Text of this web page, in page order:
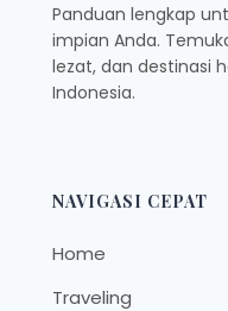
Panduan lengkap
impian Anda.
lezat, dan destinasi
Indonesia.
NAVIGASI CEPAT
Home
Traveling